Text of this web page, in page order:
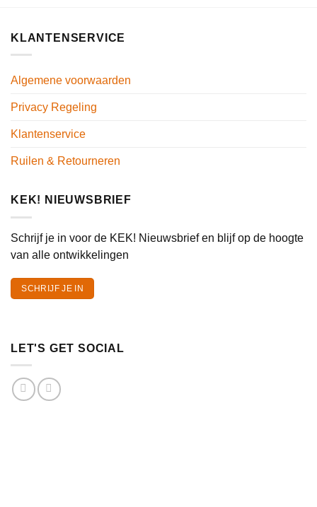
KLANTENSERVICE
Algemene voorwaarden
Privacy Regeling
Klantenservice
Ruilen & Retourneren
KEK! NIEUWSBRIEF
Schrijf je in voor de KEK! Nieuwsbrief en blijf op de hoogte
van alle ontwikkelingen
SCHRIJF JE IN
LET'S GET SOCIAL